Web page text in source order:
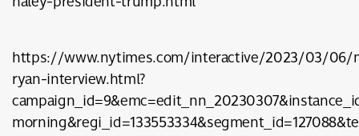
https://www.nytimes.com/interactive/2023/03/06/
ryan-interview.html?